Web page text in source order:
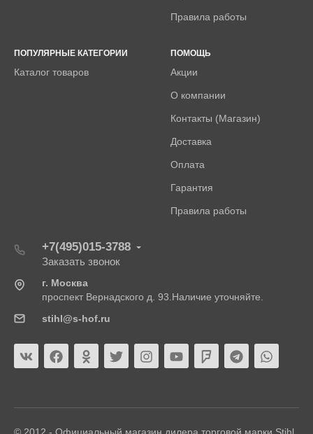
Правила работы
ПОПУЛЯРНЫЕ КАТЕГОРИИ
Каталог товаров
ПОМОЩЬ
Акции
О компании
Контакты (Магазин)
Доставка
Оплата
Гарантия
Правила работы
+7(495)015-3788
Заказать звонок
г. Москва
проспект Вернадского д. 93.Наличие уточняйте.
stihl@s-hof.ru